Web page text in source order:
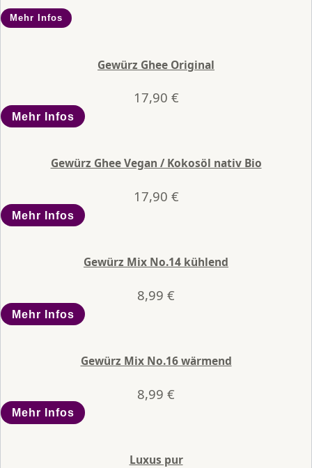
Mehr Infos
Gewürz Ghee Original
17,90 €
Mehr Infos
Gewürz Ghee Vegan / Kokosöl nativ Bio
17,90 €
Mehr Infos
Gewürz Mix No.14 kühlend
8,99 €
Mehr Infos
Gewürz Mix No.16 wärmend
8,99 €
Mehr Infos
Luxus pur